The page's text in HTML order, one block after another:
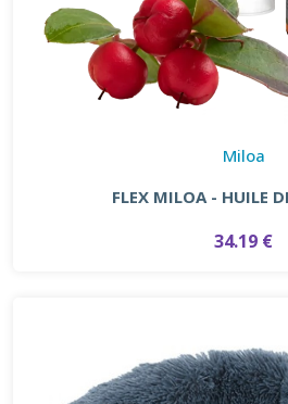
Miloa
FLEX MILOA - HUILE
34.19 €